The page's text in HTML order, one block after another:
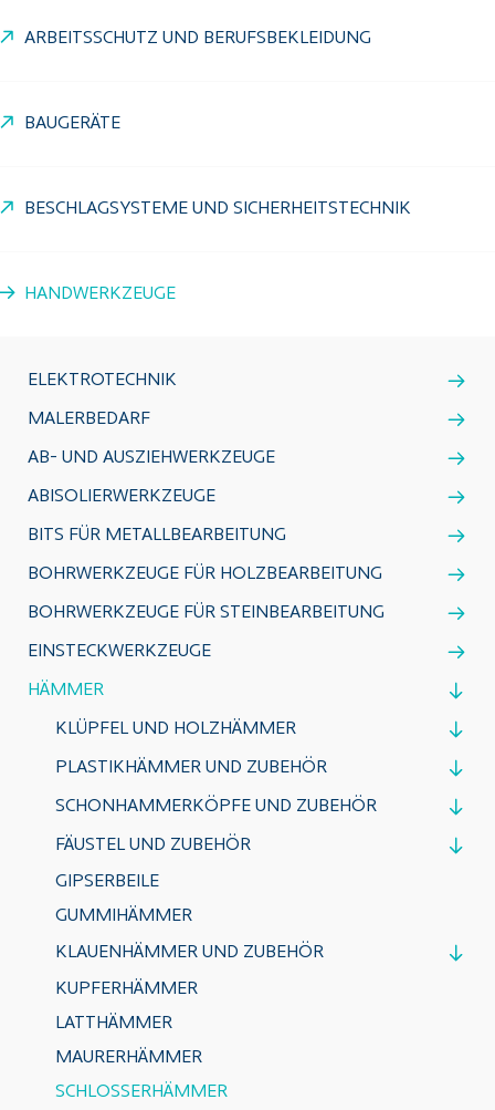
ARBEITSSCHUTZ UND BERUFSBEKLEIDUNG
BAUGERÄTE
BESCHLAGSYSTEME UND SICHERHEITSTECHNIK
HANDWERKZEUGE
ELEKTROTECHNIK
MALERBEDARF
AB- UND AUSZIEHWERKZEUGE
ABISOLIERWERKZEUGE
BITS FÜR METALLBEARBEITUNG
BOHRWERKZEUGE FÜR HOLZBEARBEITUNG
BOHRWERKZEUGE FÜR STEINBEARBEITUNG
EINSTECKWERKZEUGE
HÄMMER
KLÜPFEL UND HOLZHÄMMER
PLASTIKHÄMMER UND ZUBEHÖR
SCHONHAMMERKÖPFE UND ZUBEHÖR
FÄUSTEL UND ZUBEHÖR
GIPSERBEILE
GUMMIHÄMMER
KLAUENHÄMMER UND ZUBEHÖR
KUPFERHÄMMER
LATTHÄMMER
MAURERHÄMMER
SCHLOSSERHÄMMER